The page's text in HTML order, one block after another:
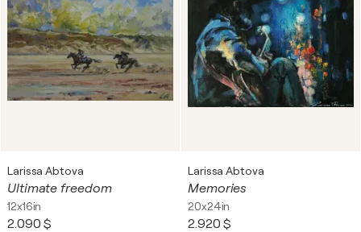
Larissa Abtova
Ultimate freedom
12x16in
2.090 $
Larissa Abtova
Memories
20x24in
2.920 $